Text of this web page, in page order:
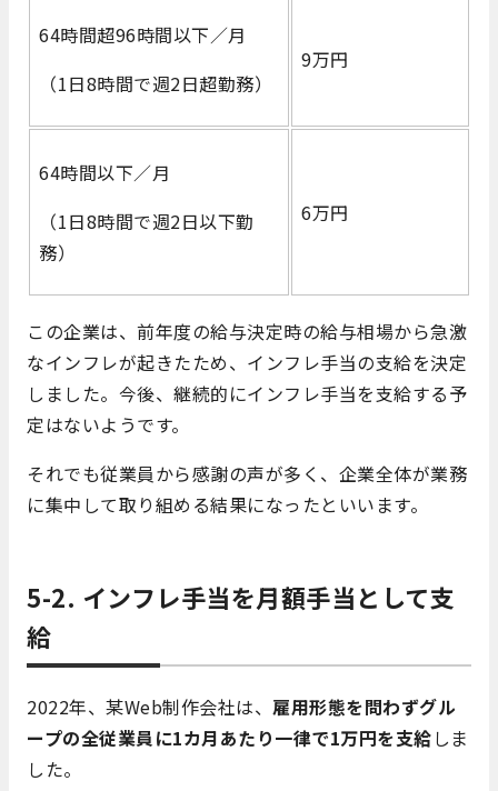
64時間超96時間以下／月
（1日8時間で週2日超勤務）
9万円
64時間以下／月
（1日8時間で週2日以下勤
務）
6万円
この企業は、前年度の給与決定時の給与相場から急激
なインフレが起きたため、インフレ手当の支給を決定
しました。今後、継続的にインフレ手当を支給する予
定はないようです。
それでも従業員から感謝の声が多く、企業全体が業務
に集中して取り組める結果になったといいます。
5-2. インフレ手当を月額手当として支
給
2022年、某Web制作会社は、 雇用形態を問わずグル
ープの全従業員に1カ月あたり一律で1万円を支給しま
した。